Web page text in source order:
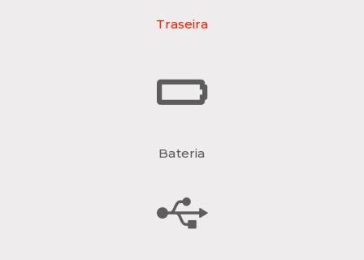
Traseira
Bateria